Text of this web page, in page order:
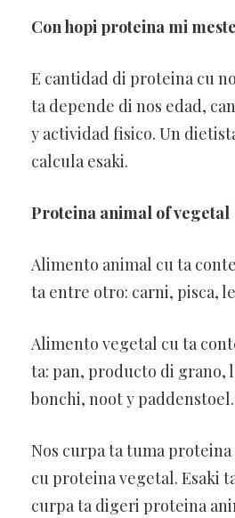
Con hopi proteina mi
E cantidad di proteina cu
ta depende di nos edad,
y actividad fisico. Un
calcula esaki.
Proteina animal of vegetal
Alimento animal cu ta
ta entre otro: carni, pisca,
Alimento vegetal cu ta
ta: pan, producto di grano,
bonchi, noot y paddenstoel.
Nos curpa ta tuma
cu proteina vegetal. Esaki
curpa ta digeri proteina